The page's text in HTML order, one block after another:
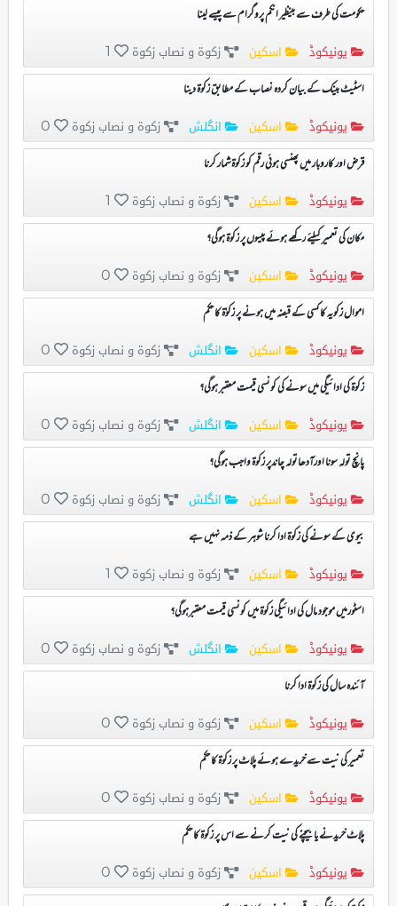
حکومت کی طرف سے بینظیر انکم پروگرام سے پیسے لینا
یونیکوڈ اسکین زکوۃ و نصاب زکوۃ 1
اسٹیٹ بینک کے بیان کردہ نصاب کے مطابق زکوۃ دینا
یونیکوڈ اسکین انگلش زکوۃ و نصاب زکوۃ 0
قرض اور کاروبار میں پھنسی ہوئی رقم کو زکوۃ شمار کرنا
یونیکوڈ اسکین زکوۃ و نصاب زکوۃ 1
مکان کی تعمیر کیلئے رکھے ہوئے پیسوں پر زکوۃ ہوگی؟
یونیکوڈ اسکین زکوۃ و نصاب زکوۃ 0
اموال زکویہ کا کسی کے قبضہ میں ہونے پر زکوٰۃ کا حکم
یونیکوڈ اسکین انگلش زکوۃ و نصاب زکوۃ 0
زکوۃ کی ادائیگی میں سونے کی کونسی قیمت معتبر ہوگی؟
یونیکوڈ اسکین انگلش زکوۃ و نصاب زکوۃ 0
پانچ تولہ سونا اورآدھاتولہ چاندپر زکوۃ واجب ہوگی؟
یونیکوڈ اسکین انگلش زکوۃ و نصاب زکوۃ 0
بیوی کے سونے کی زکوۃ ادا کرنا شوہر کے ذمہ نہیں ہے
یونیکوڈ اسکین زکوۃ و نصاب زکوۃ 1
اسٹورمیں موجود مال کی ادائیگی زکوۃ میں کونسی قیمت معتبرہوگی؟
یونیکوڈ اسکین انگلش زکوۃ و نصاب زکوۃ 0
آئندہ سال کی زکوۃ ادا کرنا
یونیکوڈ اسکین زکوۃ و نصاب زکوۃ 0
تعمیر کی نیت سے خریدے ہوئے پلاٹ پر زکوۃ کا حکم
یونیکوڈ اسکین زکوۃ و نصاب زکوۃ 0
پلاٹ خریدنے یا بیچنے کی نیت کرنے سے اس پر زکوۃ کا حکم
یونیکوڈ اسکین زکوۃ و نصاب زکوۃ 0